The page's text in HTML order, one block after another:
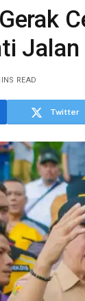
READ
Twitter